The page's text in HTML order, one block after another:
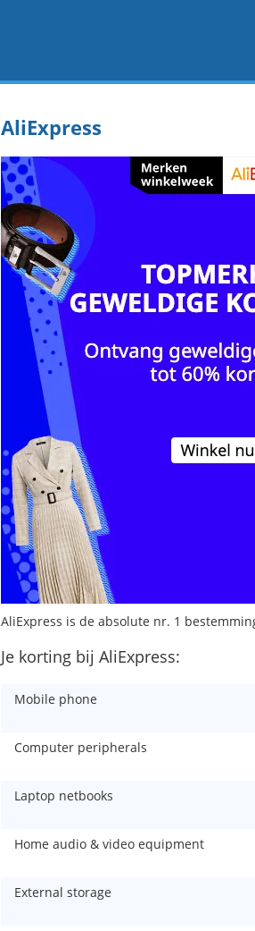
AliExpress
AliExpress is de absolute nr. 1
Je korting bij AliExpress:
Mobile phone
Computer peripherals
Laptop netbooks
Home audio & video equipment
External storage